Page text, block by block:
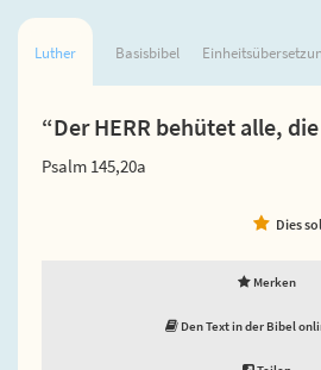
Luther Basisbibel
“Der HERR behütet alle,
Psalm 145,20a
Dies
Merken
Den Text in der Bibel